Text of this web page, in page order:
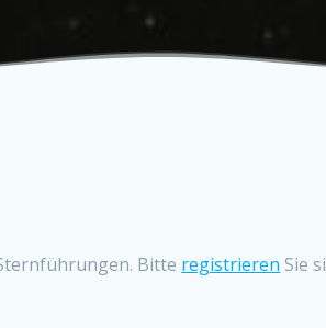
Bitte registrieren Sie